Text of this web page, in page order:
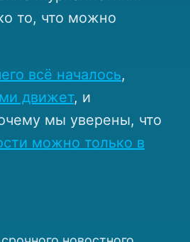
то, что можно
всё началось,
движет, и
мы уверены, что
можно только в